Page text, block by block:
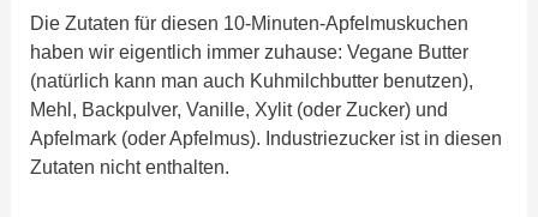
Die Zutaten für diesen 10-Minuten-Apfelmuskuchen
haben wir eigentlich immer zuhause: Vegane Butter
(natürlich kann man auch Kuhmilchbutter benutzen),
Mehl, Backpulver, Vanille, Xylit (oder Zucker) und
Apfelmark (oder Apfelmus). Industriezucker ist in diesen
Zutaten nicht enthalten.